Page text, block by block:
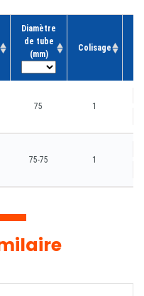
Diamètre
de tube
(mm)
Colisage
75 1
75-75 1